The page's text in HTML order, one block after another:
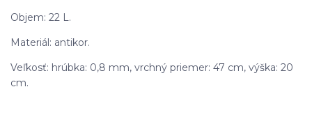
Objem: 22 L.
Materiál: antikor.
Veľkosť: hrúbka: 0,8 mm, vrchný priemer: 47 cm, výška: 20
cm.